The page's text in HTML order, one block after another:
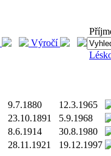
Výročí
9.7.1880
12.3.1965
23.10.1891
5.9.1968
8.6.1914
30.8.1980
28.11.1921 19.12.1997